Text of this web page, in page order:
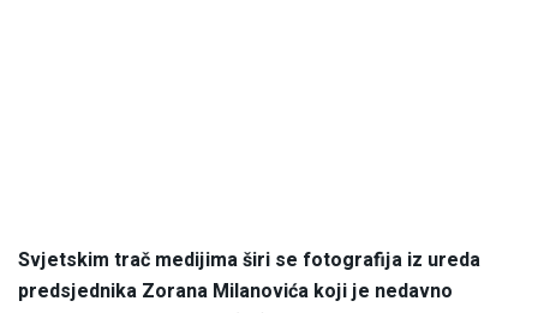
Svjetskim trač medijima širi se fotografija iz ureda
predsjednika Zorana Milanovića koji je nedavno